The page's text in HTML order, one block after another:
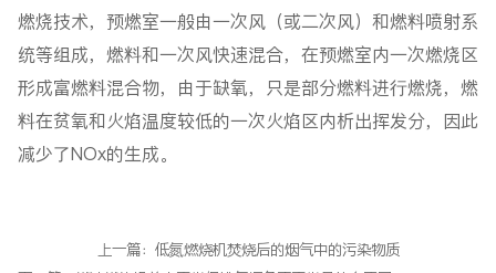
燃烧技术，预燃室一般由一次风（或二次风）和燃料喷射系
统等组成，燃料和一次风快速混合，在预燃室内一次燃烧区
形成富燃料混合物，由于缺氧，只是部分燃料进行燃烧，燃
料在贫氧和火焰温度较低的一次火焰区内析出挥发分，因此
减少了NOx的生成。
上一篇：低氮燃烧机焚烧后的烟气中的污染物质